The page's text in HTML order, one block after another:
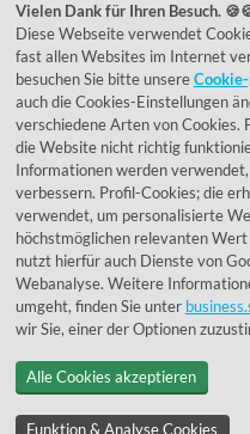
Häufig gestellte Fragen
039292 - 678215
de@lumidora.com
FacebookInstagram
Kundenmeinungen
Exzellent - eKomi.de
Vielen Dank für Ihren Besuch.
Diese Webseite verwendet
fast allen Websites im Internet
besuchen Sie bitte unsere
auch die Cookies-Einstellungen
verschiedene Arten von Cookies.
die Website nicht richtig
Informationen werden
verbessern. Profil-Cookies; die
verwendet, um personalisierte
höchstmöglichen relevanten
nutzt hierfür auch Dienste von
Webanalyse. Weitere
umgeht, finden Sie unter
wir Sie, einer der Optionen
Alle Cookies akzeptieren
Funktion & Analyse Cookies